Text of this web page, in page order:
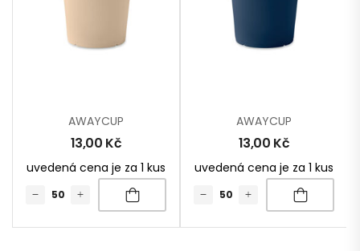
AWAYCUP
13,00 Kč
uvedená cena je za 1 kus
AWAYCUP
13,00 Kč
uvedená cena je za 1 kus